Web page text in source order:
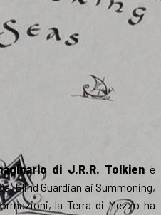
di J.R.R. Tolkienè
Blind Guardian ai Summoning,
la Terra di Mezzo ha